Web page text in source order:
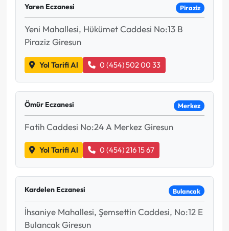
Yaren Eczanesi Piraziz
Yeni Mahallesi, Hükümet Caddesi No:13 B
Piraziz Giresun
Yol Tarifi Al 0 (454) 502 00 33
Ömür Eczanesi Merkez
Fatih Caddesi No:24 A Merkez Giresun
Yol Tarifi Al 0 (454) 216 15 67
Kardelen Eczanesi Bulancak
İhsaniye Mahallesi, Şemsettin Caddesi, No:12 E
Bulancak Giresun